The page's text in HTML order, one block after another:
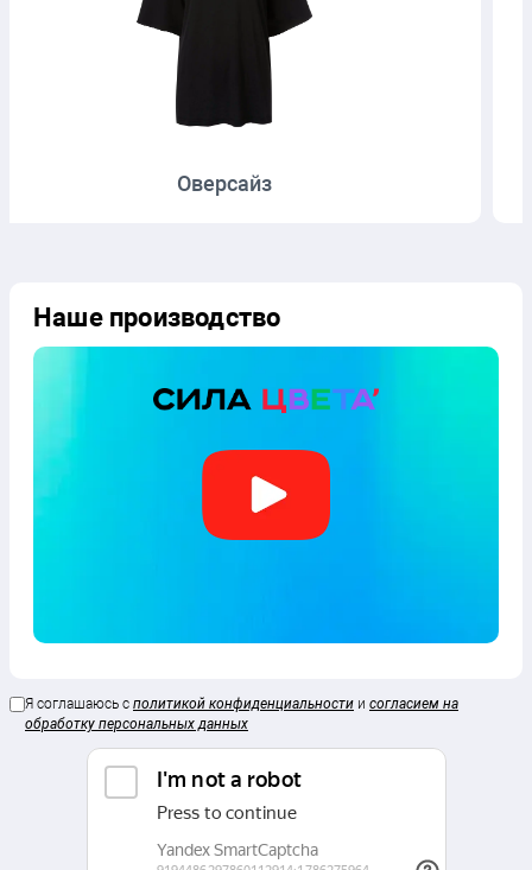
Оверсайз
Наше производство
Я соглашаюсь с политикой конфиденциальности и согласием на
обработку персональных данных